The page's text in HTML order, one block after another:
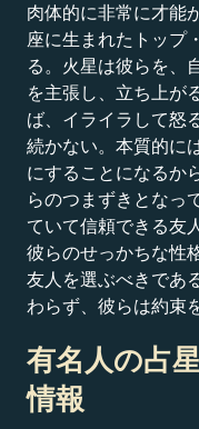
肉体的に非常に才能
座に生まれたトップ
る。火星は彼らを、
を主張し、立ち上が
ば、イライラして怒
続かない。本質的に
にすることになるか
らのつまずきとなっ
ていて信頼できる友
彼らのせっかちな性
友人を選ぶべきであ
わらず、彼らは約束
有名人の占
情報